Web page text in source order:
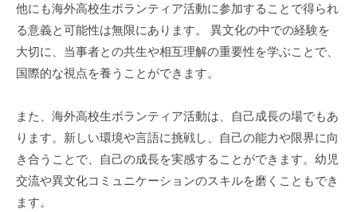
他にも海外高校生ボランティア活動に参加することで得られ
る意義と可能性は無限にあります。 異文化の中での経験を
大切に、当事者との共生や相互理解の重要性を学ぶことで、
国際的な視点を養うことができます。
また、海外高校生ボランティア活動は、自己成長の場でもあ
ります。新しい環境や言語に挑戦し、自己の能力や限界に向
き合うことで、自己の成長を実感することができます。幼児
交流や異文化コミュニケーションのスキルを磨くこともでき
ます。